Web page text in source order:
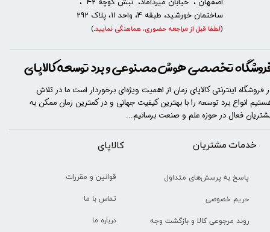
خدمات مشتریان
پاسخ به پرسش‌های متداول
حریم خصوصی
روند مرجوعی کالا و بازگشت وجه
​​کالاپای
قوانین و مقررات
تماس با ما
درباره ما
تخصصی هوش مصنوعی و برد توسعه کالاپای
فروشگاه اینترنتی کالاپای زمان از اهمیت ویژه‌ای برخوردار است ما در تلاش
انواع برد توسعه را با​​​ بهترین کیفیت جهانی و در کمترین زمان ممکن به
فعال در حوزه علم و صنعت برسانیم...
ساختمان خورشید، طبقه 4، واحد 11، پلاک 292
(لطفا قبل از مراجعه حضوری، هماهنگی نمایید.
)